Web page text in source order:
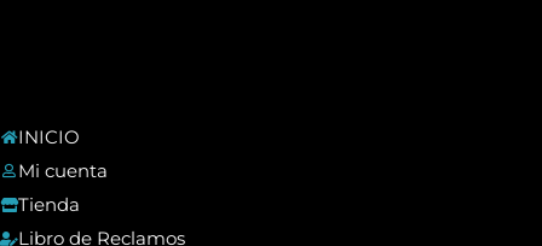
INICIO
Mi cuenta
Tienda
Libro de Reclamos